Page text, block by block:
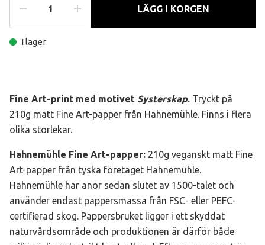
LÄGG I KORGEN
I lager
Fine Art-print med motivet Systerskap. Tryckt på
210g matt Fine Art-papper från Hahnemühle. Finns i flera
olika storlekar.
Hahnemühle Fine Art-papper: 210g veganskt matt Fine
Art-papper från tyska företaget Hahnemühle.
Hahnemühle har anor sedan slutet av 1500-talet och
använder endast pappersmassa från FSC- eller PEFC-
certifierad skog. Pappersbruket ligger i ett skyddat
naturvårdsområde och produktionen är därför både